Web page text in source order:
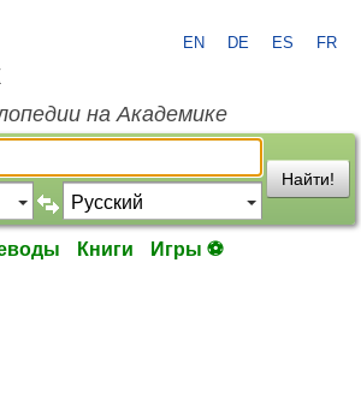
EN DE ES FR
на Академике
Найти!
Книги Игры ⚽